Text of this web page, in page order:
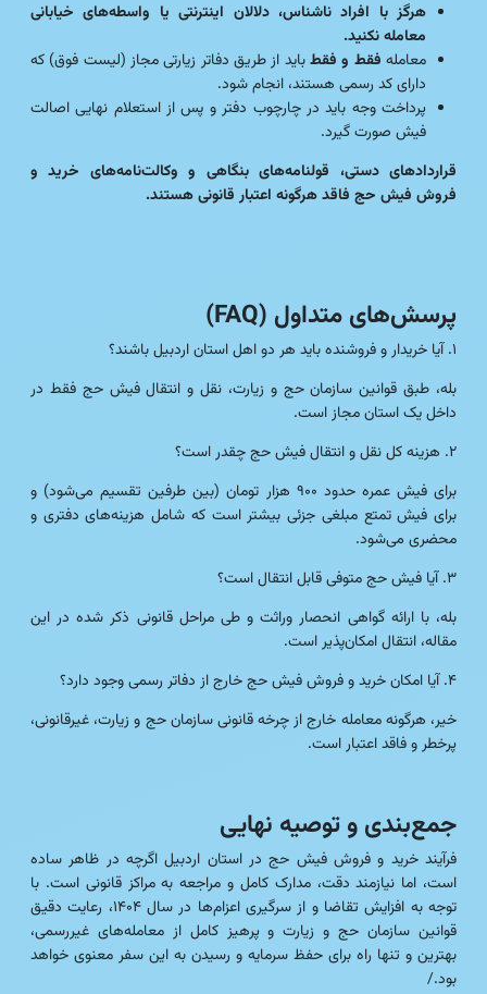
هرگز با افراد ناشناس، دلالان اینترنتی یا واسطه‌های خیابانی
معامله نکنید.
معامله فقط و فقطباید از طریق دفاتر زیارتی مجاز (لیست فوق) که
دارای کد رسمی هستند، انجام شود.
پرداخت وجه باید در چارچوب دفتر و پس از استعلام نهایی اصالت
فیش صورت گیرد.
قراردادهای دستی، قولنامه‌های بنگاهی و وکالت‌نامه‌های خرید و
فروش فیش حج فاقد هرگونه اعتبار قانونی هستند.
پرسش‌های متداول (FAQ)
۱. آیا خریدار و فروشنده باید هر دو اهل استان اردبیل باشند؟
بله، طبق قوانین سازمان حج و زیارت، نقل و انتقال فیش حج فقط در
داخل یک استان مجاز است.
۲. هزینه کل نقل و انتقال فیش حج چقدر است؟
برای فیش عمره حدود ۹۰۰ هزار تومان (بین طرفین تقسیم می‌شود) و
برای فیش تمتع مبلغی جزئی بیشتر است که شامل هزینه‌های دفتری و
محضری می‌شود.
۳. آیا فیش حج متوفی قابل انتقال است؟
بله، با ارائه گواهی انحصار وراثت و طی مراحل قانونی ذکر شده در این
مقاله، انتقال امکان‌پذیر است.
۴. آیا امکان خرید و فروش فیش حج خارج از دفاتر رسمی وجود دارد؟
خیر، هرگونه معامله خارج از چرخه قانونی سازمان حج و زیارت، غیرقانونی،
پرخطر و فاقد اعتبار است.
جمع‌بندی و توصیه نهایی
فرآیند خرید و فروش فیش حج در استان اردبیل اگرچه در ظاهر ساده
است، اما نیازمند دقت، مدارک کامل و مراجعه به مراکز قانونی است. با
توجه به افزایش تقاضا و از سرگیری اعزام‌ها در سال ۱۴۰۴، رعایت دقیق
قوانین سازمان حج و زیارت و پرهیز کامل از معامله‌های غیررسمی،
بهترین و تنها راه برای حفظ سرمایه و رسیدن به این سفر معنوی خواهد
بود./